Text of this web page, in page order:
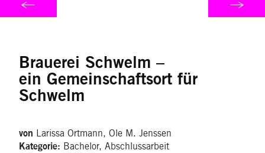
Brauerei Schwelm –
ein Gemeinschaftsort für
Schwelm
von Larissa Ortmann, Ole M. Jenssen
Kategorie: Bachelor, Abschlussarbeit